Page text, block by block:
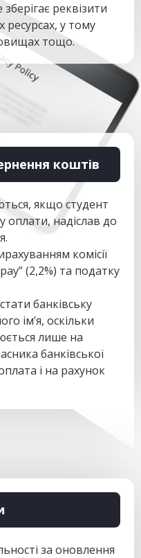
коштів
якщо студент
оплати, надіслав до
комісії
(2,2%) та податку
банківську
ім’я, оскільки
лише на
банківської
і на рахунок
реквізити
ресурсах, у тому
тощо.
за оновлення